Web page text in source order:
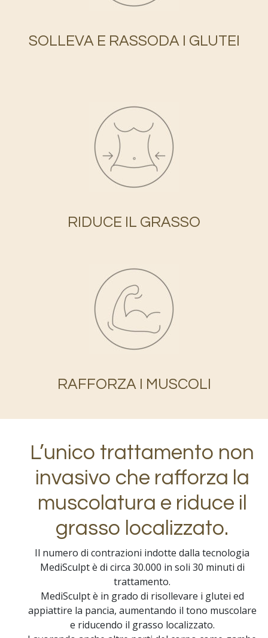
SOLLEVA E RASSODA I GLUTEI
RIDUCE IL GRASSO
RAFFORZA I MUSCOLI
L’unico trattamento non
invasivo che rafforza la
muscolatura e riduce il
grasso localizzato.
Il numero di contrazioni indotte dalla tecnologia
MediSculpt è di circa 30.000 in soli 30 minuti di
trattamento.
MediSculpt è in grado di risollevare i glutei ed
appiattire la pancia, aumentando il tono muscolare
e riducendo il grasso localizzato.